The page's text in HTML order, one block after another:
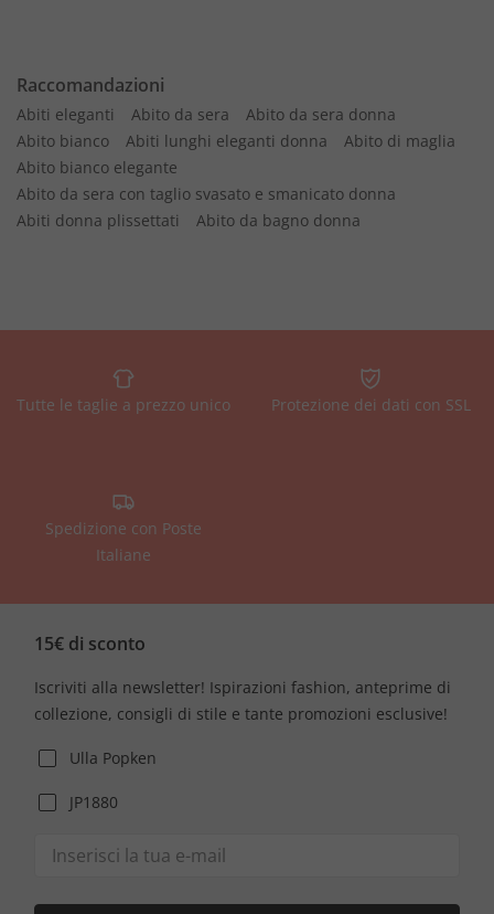
Raccomandazioni
Abiti eleganti Abito da sera
Abito da sera donna
Abito bianco
Abiti lunghi eleganti donna
Abito di maglia
Abito bianco elegante
Abito da sera con taglio svasato e smanicato donna
Abiti donna plissettati
Abito da bagno donna
Tutte le taglie a prezzo unico Protezione dei dati con SSL
Spedizione con Poste
Italiane
15€ di sconto
Iscriviti alla newsletter! Ispirazioni fashion, anteprime di
collezione, consigli di stile e tante promozioni esclusive!
Ulla Popken
JP1880